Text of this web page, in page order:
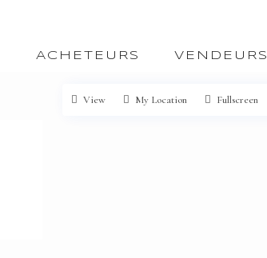
ACHETEURS VENDEURS
View My Location Fullscreen